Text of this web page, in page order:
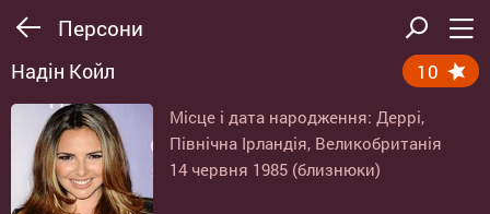
Персони
Надін Койл 10
Місце і дата народження: Деррі,
Північна Ірландія, Великобританія
14 червня 1985 (близнюки)